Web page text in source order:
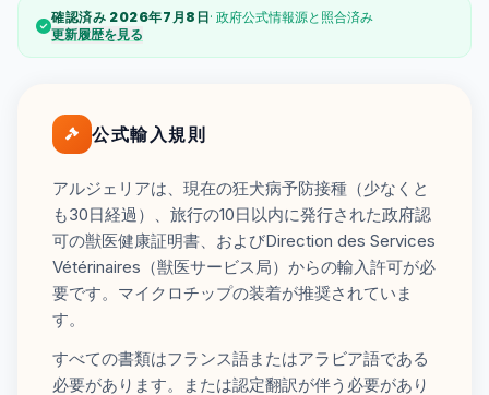
確認済み 2026年7月8日· 政府公式情報源と照合済み
更新履歴を見る
公式輸入規則
アルジェリアは、現在の狂犬病予防接種（少なくと
も30日経過）、旅行の10日以内に発行された政府認
可の獣医健康証明書、およびDirection des Services
Vétérinaires（獣医サービス局）からの輸入許可が必
要です。マイクロチップの装着が推奨されていま
す。
すべての書類はフランス語またはアラビア語である
必要があります。または認定翻訳が伴う必要があり